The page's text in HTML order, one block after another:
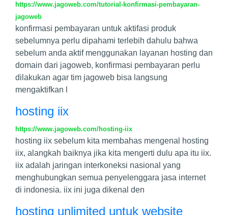
https://www.jagoweb.com/tutorial-konfirmasi-pembayaran-
jagoweb
konfirmasi pembayaran untuk aktifasi produk
sebelumnya perlu dipahami terlebih dahulu bahwa
sebelum anda aktif menggunakan layanan hosting dan
domain dari jagoweb, konfirmasi pembayaran perlu
dilakukan agar tim jagoweb bisa langsung
mengaktifkan l
hosting iix
https://www.jagoweb.com/hosting-iix
hosting iix sebelum kita membahas mengenal hosting
iix, alangkah baiknya jika kita mengerti dulu apa itu iix.
iix adalah jaringan interkoneksi nasional yang
menghubungkan semua penyelenggara jasa internet
di indonesia. iix ini juga dikenal den
hosting unlimited untuk website